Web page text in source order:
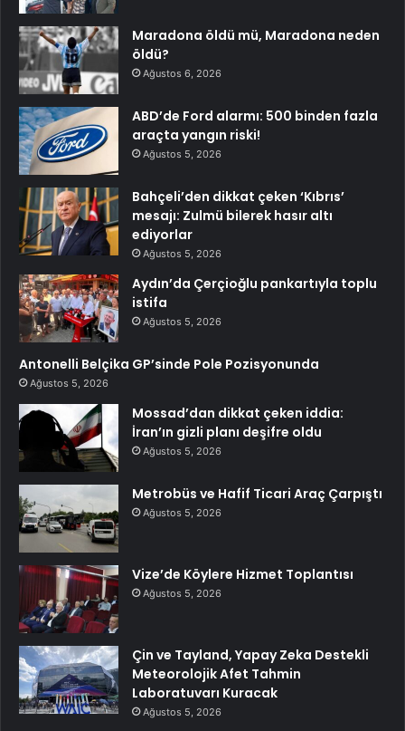
Maradona öldü mü, Maradona neden
öldü?
Ağustos 6, 2026
ABD’de Ford alarmı: 500 binden fazla
araçta yangın riski!
Ağustos 5, 2026
Bahçeli’den dikkat çeken ‘Kıbrıs’
mesajı: Zulmü bilerek hasır altı
ediyorlar
Ağustos 5, 2026
Aydın’da Çerçioğlu pankartıyla toplu
istifa
Ağustos 5, 2026
Antonelli Belçika GP’sinde Pole Pozisyonunda
Ağustos 5, 2026
Mossad’dan dikkat çeken iddia:
İran’ın gizli planı deşifre oldu
Ağustos 5, 2026
Metrobüs ve Hafif Ticari Araç Çarpıştı
Ağustos 5, 2026
Vize’de Köylere Hizmet Toplantısı
Ağustos 5, 2026
Çin ve Tayland, Yapay Zeka Destekli
Meteorolojik Afet Tahmin
Laboratuvarı Kuracak
Ağustos 5, 2026